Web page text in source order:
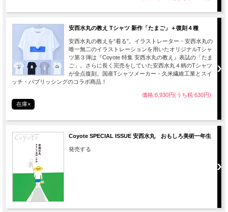
安西水丸の教え Tシャツ 新作「たまご」＋復刻４種
安西水丸の教えを“着る”。イラストレーター・安西水丸の
唯一無二のイラストレーションを用いたオリジナルTシャ
ツ第３弾は『Coyote 特集 安西水丸の教え』表誌の「たま
ご」。さらに長く完売をしていた安西水丸４柄のTシャツ
が全点復刻。国産Tシャツメーカー・久米繊維工業とスイ
ッチ・パブリッシングのコラボ商品！
価格:6,930円(うち税 630円)
在庫×
Coyote SPECIAL ISSUE 安西水丸 おもしろ美術一年生
発売する